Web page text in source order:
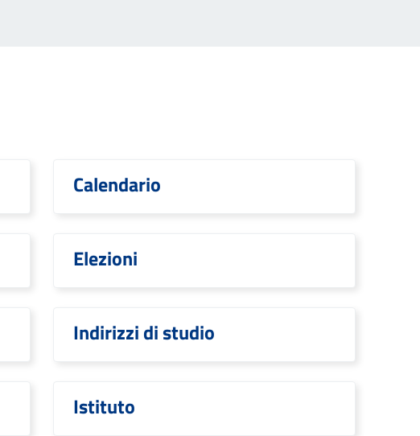
Calendario
Elezioni
Indirizzi di studio
Istituto